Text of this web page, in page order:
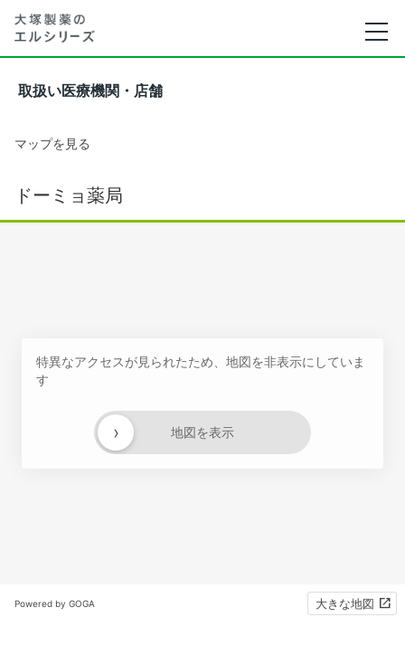
取扱い医療機関・店舗
マップを見る
ドーミョ薬局
特異なアクセスが見られたため、地図を非表示にしていま
す
地図を表示
›
Powered by GOGA 大きな地図